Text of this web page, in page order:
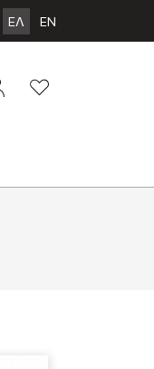
ΕΛ EN